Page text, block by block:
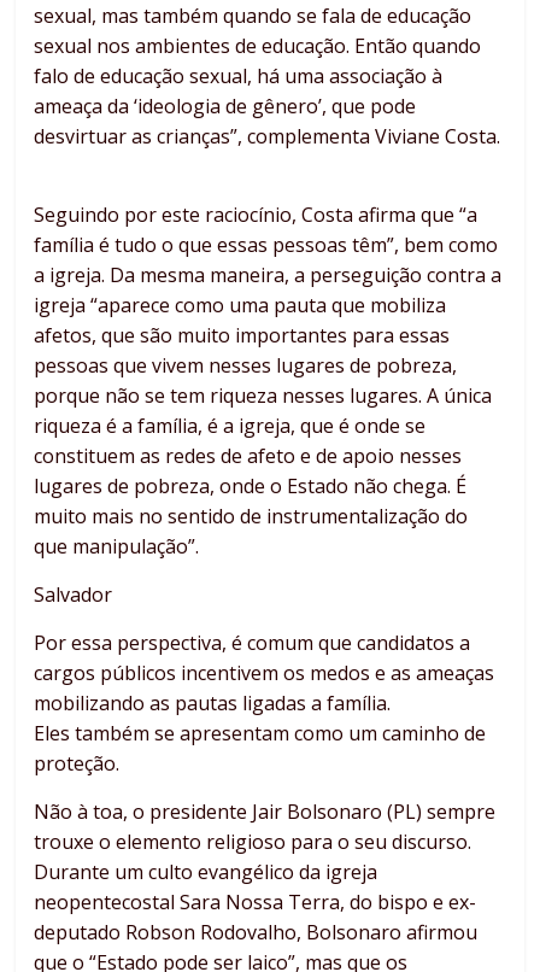
sexual, mas também quando se fala de educação
sexual nos ambientes de educação. Então quando
falo de educação sexual, há uma associação à
ameaça da ‘ideologia de gênero’, que pode
desvirtuar as crianças”, complementa Viviane Costa.
Seguindo por este raciocínio, Costa afirma que “a
família é tudo o que essas pessoas têm”, bem como
a igreja. Da mesma maneira, a perseguição contra a
igreja “aparece como uma pauta que mobiliza
afetos, que são muito importantes para essas
pessoas que vivem nesses lugares de pobreza,
porque não se tem riqueza nesses lugares. A única
riqueza é a família, é a igreja, que é onde se
constituem as redes de afeto e de apoio nesses
lugares de pobreza, onde o Estado não chega. É
muito mais no sentido de instrumentalização do
que manipulação”.
Salvador
Por essa perspectiva, é comum que candidatos a
cargos públicos incentivem os medos e as ameaças
mobilizando as pautas ligadas a família.
Eles também se apresentam como um caminho de
proteção.
Não à toa, o presidente Jair Bolsonaro (PL) sempre
trouxe o elemento religioso para o seu discurso.
Durante um culto evangélico da igreja
neopentecostal Sara Nossa Terra, do bispo e ex-
deputado Robson Rodovalho, Bolsonaro afirmou
que o “Estado pode ser laico”, mas que os